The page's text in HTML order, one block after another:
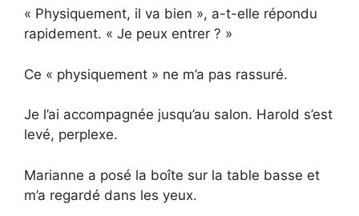
« Physiquement, il va bien », a-t-elle répondu
rapidement. « Je peux entrer ? »
Ce « physiquement » ne m’a pas rassuré.
Je l’ai accompagnée jusqu’au salon. Harold s’est
levé, perplexe.
Marianne a posé la boîte sur la table basse et
m’a regardé dans les yeux.